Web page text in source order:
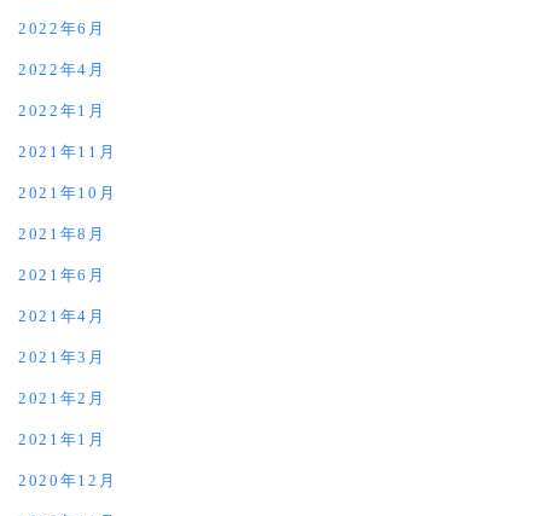
2022年6月
2022年4月
2022年1月
2021年11月
2021年10月
2021年8月
2021年6月
2021年4月
2021年3月
2021年2月
2021年1月
2020年12月